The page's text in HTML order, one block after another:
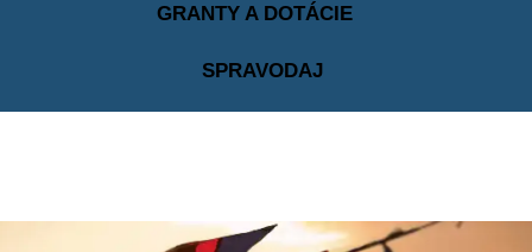
GRANTY A DOTÁCIE
SPRAVODAJ